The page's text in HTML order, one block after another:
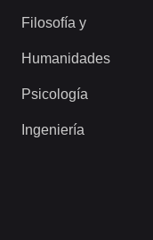
Filosofía y
Humanidades
Psicología
Ingeniería